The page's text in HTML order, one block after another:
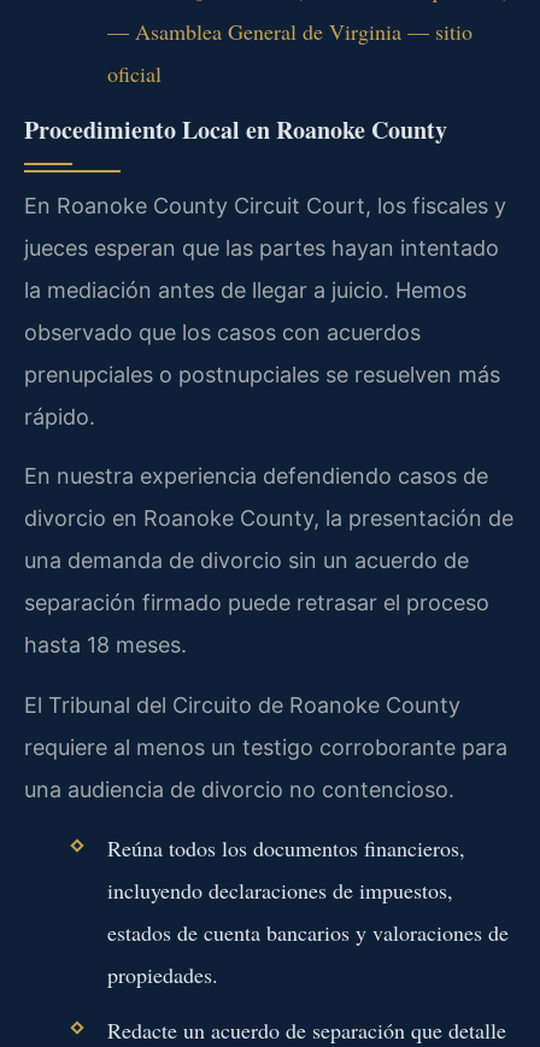
— Asamblea General de Virginia — sitio
oficial
Procedimiento Local en Roanoke County
En Roanoke County Circuit Court, los fiscales y
jueces esperan que las partes hayan intentado
la mediación antes de llegar a juicio. Hemos
observado que los casos con acuerdos
prenupciales o postnupciales se resuelven más
rápido.
En nuestra experiencia defendiendo casos de
divorcio en Roanoke County, la presentación de
una demanda de divorcio sin un acuerdo de
separación firmado puede retrasar el proceso
hasta 18 meses.
El Tribunal del Circuito de Roanoke County
requiere al menos un testigo corroborante para
una audiencia de divorcio no contencioso.
Reúna todos los documentos financieros,
incluyendo declaraciones de impuestos,
estados de cuenta bancarios y valoraciones de
propiedades.
Redacte un acuerdo de separación que detalle